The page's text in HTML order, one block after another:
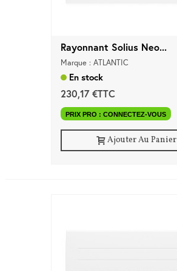
Rayonnant Solius Neo...
Marque : ATLANTIC
En stock
230,17 €TTC
PRIX PRO : CONNECTEZ-VOUS
Ajouter Au Panier